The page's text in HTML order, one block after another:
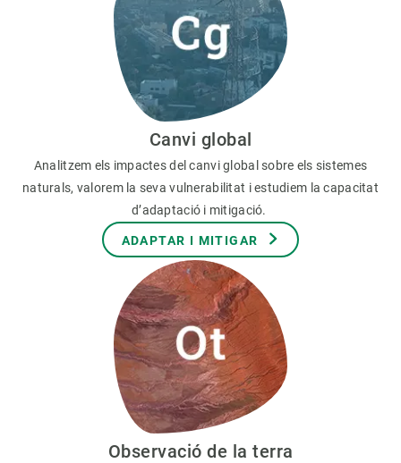
Canvi global
Analitzem els impactes del canvi global sobre els sistemes
naturals, valorem la seva vulnerabilitat i estudiem la capacitat
d’adaptació i mitigació.
ADAPTAR I MITIGAR
Observació de la terra